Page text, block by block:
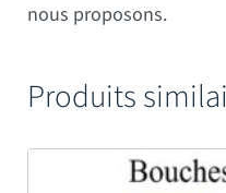
nous proposons.
Produits